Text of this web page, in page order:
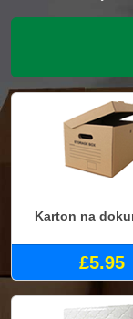
Karton na
£5.95